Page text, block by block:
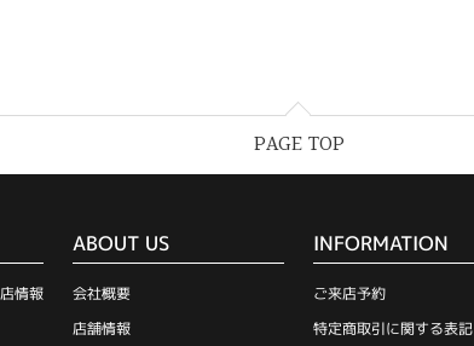
PAGE TOP
情報
ABOUT US
会社概要
店舗情報
INFORMATION
ご来店予約
特定商取引に関する表記